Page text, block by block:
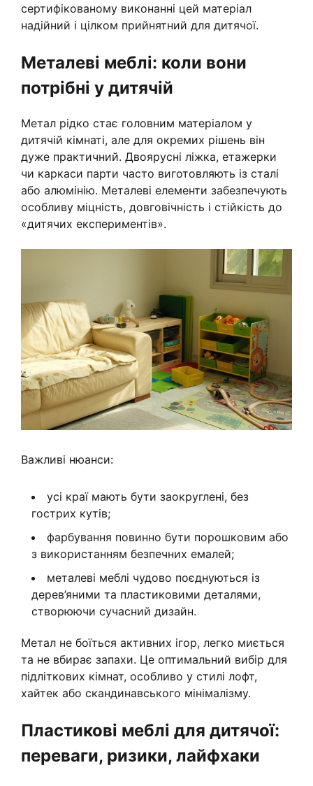
сертифікованому виконанні цей матеріал
надійний і цілком прийнятний для дитячої.
Металеві меблі: коли вони
потрібні у дитячій
Метал рідко стає головним матеріалом у
дитячій кімнаті, але для окремих рішень він
дуже практичний. Двоярусні ліжка, етажерки
чи каркаси парти часто виготовляють із сталі
або алюмінію. Металеві елементи забезпечують
особливу міцність, довговічність і стійкість до
«дитячих експериментів».
Важливі нюанси:
усі краї мають бути заокруглені, без
гострих кутів;
фарбування повинно бути порошковим або
з використанням безпечних емалей;
металеві меблі чудово поєднуються із
дерев’яними та пластиковими деталями,
створюючи сучасний дизайн.
Метал не боїться активних ігор, легко миється
та не вбирає запахи. Це оптимальний вибір для
підліткових кімнат, особливо у стилі лофт,
хайтек або скандинавського мінімалізму.
Пластикові меблі для дитячої:
переваги, ризики, лайфхаки